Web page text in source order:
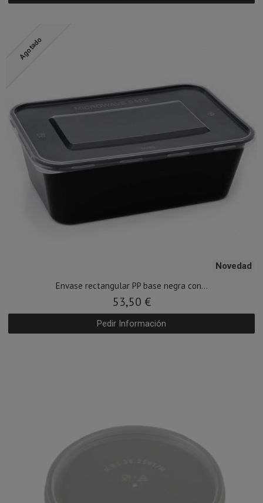
Agotado
Novedad
Envase rectangular PP base negra con...
53,50 €
Pedir Información